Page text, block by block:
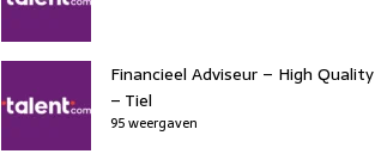
Financieel Adviseur – High Quality
– Tiel
95 weergaven